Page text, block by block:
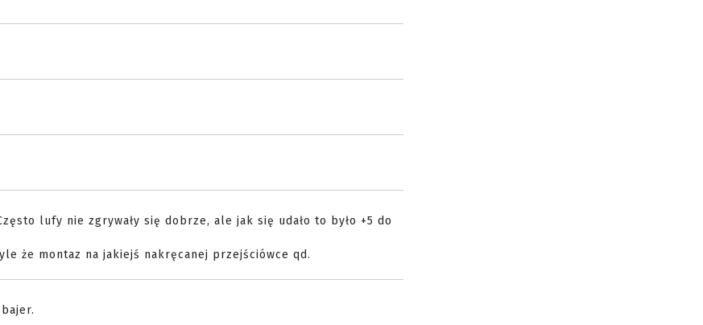
lufy nie zgrywały się dobrze, ale jak się udało to było +5 do
że montaz na jakiejś nakręcanej przejściówce qd.